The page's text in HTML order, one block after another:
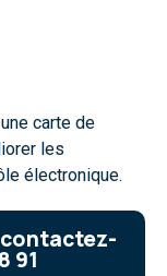
carte de
les
électronique.
91